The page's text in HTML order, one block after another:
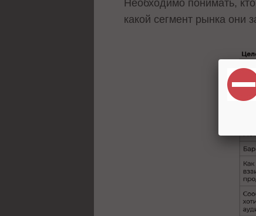
Необходимо понимать,
какой сегмент рынка они